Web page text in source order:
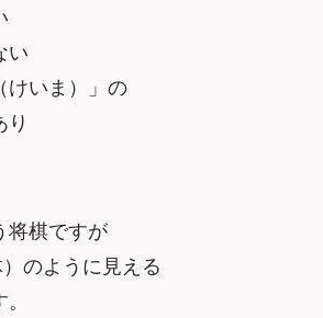
い
けいま）」の
り
将棋ですが
のように見える